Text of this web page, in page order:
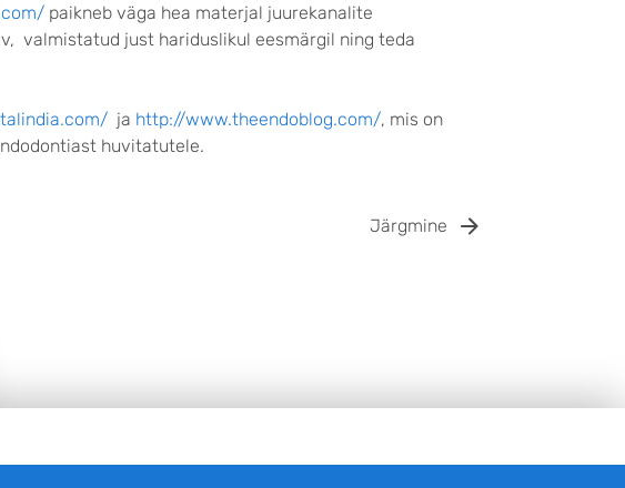
paikneb väga hea materjal juurekanalite
valmistatud just hariduslikul eesmärgil ning teda
ja http://www.theendoblog.com/, mis on
huvitatutele.
Järgmine